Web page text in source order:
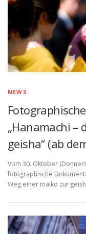
NEWS
„Hanamachi –
geisha“ (ab
Vom 30. Oktober
fotographische
Weg einer maiko zur